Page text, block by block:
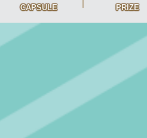
CAPSULE PRIZE